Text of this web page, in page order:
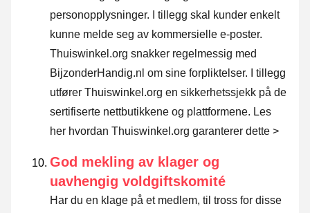
personopplysninger. I tillegg skal kunder enkelt
kunne melde seg av kommersielle e-poster.
Thuiswinkel.org snakker regelmessig med
BijzonderHandig.nl om sine forpliktelser. I tillegg
utfører Thuiswinkel.org en sikkerhetssjekk på de
sertifiserte nettbutikkene og plattformene. Les
her hvordan Thuiswinkel.org garanterer dette >
God mekling av klager og
uavhengig voldgiftskomité
Har du en klage på et medlem, til tross for disse